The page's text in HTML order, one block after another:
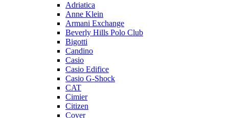
Adriatica
Anne Klein
Armani Exchange
Beverly Hills Polo Club
Bigotti
Candino
Casio
Casio Edifice
Casio G-Shock
CAT
Cimier
Citizen
Cover